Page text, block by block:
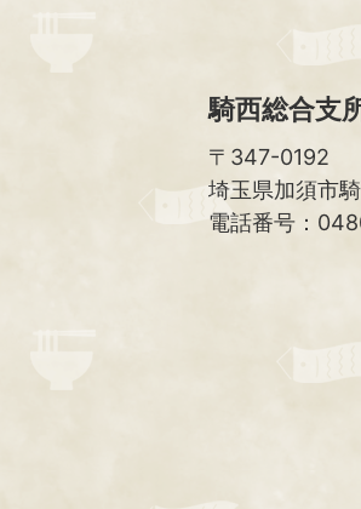
騎西総合支
〒347-0192
埼玉県加須市
電話番号：